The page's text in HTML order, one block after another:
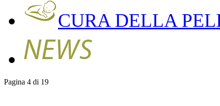
CURA DELLA
Pagina 4 di 19